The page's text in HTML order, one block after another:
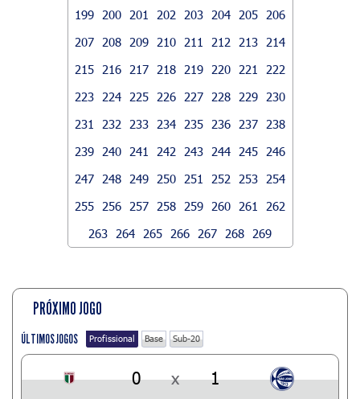
199
200 201 202 203 204 205
206
207
208 209 210 211 212 213
214
215
216 217 218 219 220 221
222
223
224 225 226 227 228 229
230
231
232 233 234 235 236 237
238
239
240 241 242 243 244 245
246
247
248 249 250 251 252 253
254
255
256 257 258 259 260 261
262
263
264 265 266 267 268 269
PRÓXIMO JOGO
ÚLTIMOS JOGOS Profissional Base Sub-20
0 x 1